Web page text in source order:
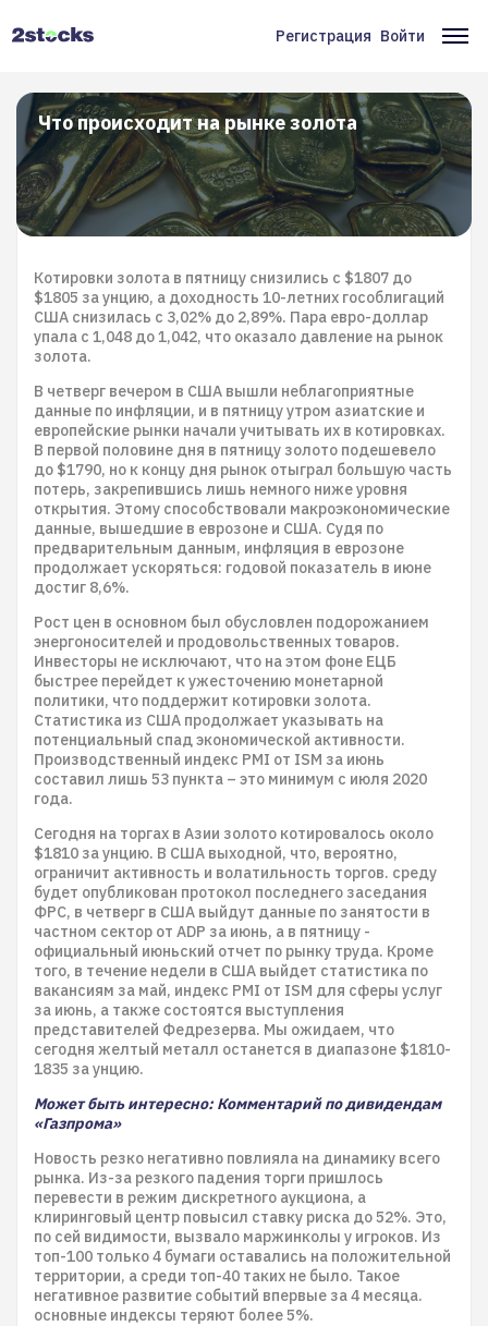
Меню
учётной
записи
пользователя
Регистрация Войти
Что происходит на рынке золота
Котировки золота в пятницу снизились с $1807 до
$1805 за унцию, а доходность 10-летних гособлигаций
США снизилась с 3,02% до 2,89%. Пара евро-доллар
упала с 1,048 до 1,042, что оказало давление на рынок
золота.
В четверг вечером в США вышли неблагоприятные
данные по инфляции, и в пятницу утром азиатские и
европейские рынки начали учитывать их в котировках.
В первой половине дня в пятницу золото подешевело
до $1790, но к концу дня рынок отыграл большую часть
потерь, закрепившись лишь немного ниже уровня
открытия. Этому способствовали макроэкономические
данные, вышедшие в еврозоне и США. Судя по
предварительным данным, инфляция в еврозоне
продолжает ускоряться: годовой показатель в июне
достиг 8,6%.
Рост цен в основном был обусловлен подорожанием
энергоносителей и продовольственных товаров.
Инвесторы не исключают, что на этом фоне ЕЦБ
быстрее перейдет к ужесточению монетарной
политики, что поддержит котировки золота.
Статистика из США продолжает указывать на
потенциальный спад экономической активности.
Производственный индекс PMI от ISM за июнь
составил лишь 53 пункта – это минимум с июля 2020
года.
Сегодня на торгах в Азии золото котировалось около
$1810 за унцию. В США выходной, что, вероятно,
ограничит активность и волатильность торгов. среду
будет опубликован протокол последнего заседания
ФРС, в четверг в США выйдут данные по занятости в
частном сектор от ADP за июнь, а в пятницу -
официальный июньский отчет по рынку труда. Кроме
того, в течение недели в США выйдет статистика по
вакансиям за май, индекс PMI от ISM для сферы услуг
за июнь, а также состоятся выступления
представителей Федрезерва. Мы ожидаем, что
сегодня желтый металл останется в диапазоне $1810-
1835 за унцию.
Может быть интересно: Комментарий по дивидендам
«Газпрома»
Новость резко негативно повлияла на динамику всего
рынка. Из-за резкого падения торги пришлось
перевести в режим дискретного аукциона, а
клиринговый центр повысил ставку риска до 52%. Это,
по сей видимости, вызвало маржинколы у игроков. Из
топ-100 только 4 бумаги оставались на положительной
территории, а среди топ-40 таких не было. Такое
негативное развитие событий впервые за 4 месяца.
основные индексы теряют более 5%.